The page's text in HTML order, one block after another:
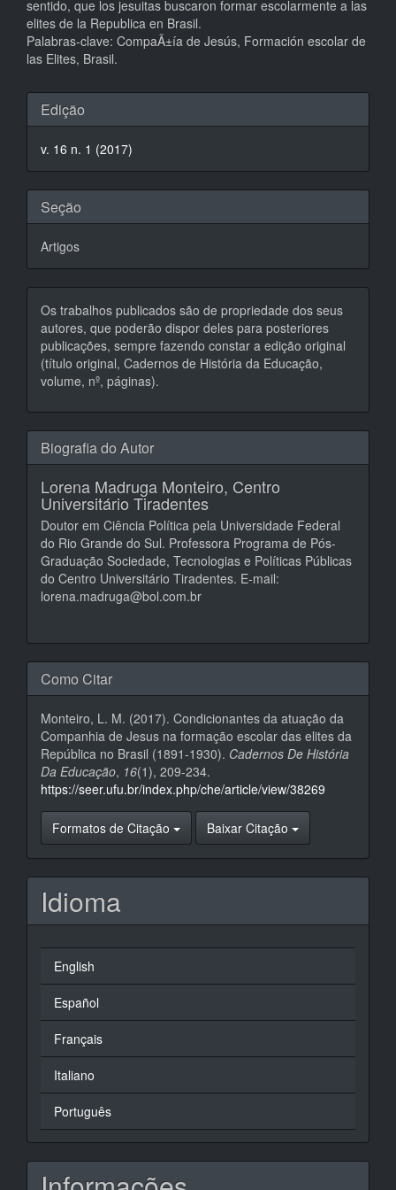
sentido, que los jesuitas buscaron formar escolarmente a las
elites de la Republica en Brasil.
Palabras-clave: CompaÃ±ía de Jesús, Formación escolar de
las Elites, Brasil.
Detalhes
do
artigo
Edição
v. 16 n. 1 (2017)
Seção
Artigos
Os trabalhos publicados são de propriedade dos seus
autores, que poderão dispor deles para posteriores
publicações, sempre fazendo constar a edição original
(título original, Cadernos de História da Educação,
volume, nº, páginas).
Biografia do Autor
Lorena Madruga Monteiro, Centro
Universitário Tiradentes
Doutor em Ciência Política pela Universidade Federal
do Rio Grande do Sul. Professora Programa de Pós-
Graduação Sociedade, Tecnologias e Políticas Públicas
do Centro Universitário Tiradentes. E-mail:
lorena.madruga@bol.com.br
Como Citar
Monteiro, L. M. (2017). Condicionantes da atuação da
Companhia de Jesus na formação escolar das elites da
República no Brasil (1891-1930). Cadernos De História
Da Educação, 16(1), 209-234.
https://seer.ufu.br/index.php/che/article/view/38269
Formatos de Citação Baixar Citação
Idioma
English
Español
Français
Italiano
Português